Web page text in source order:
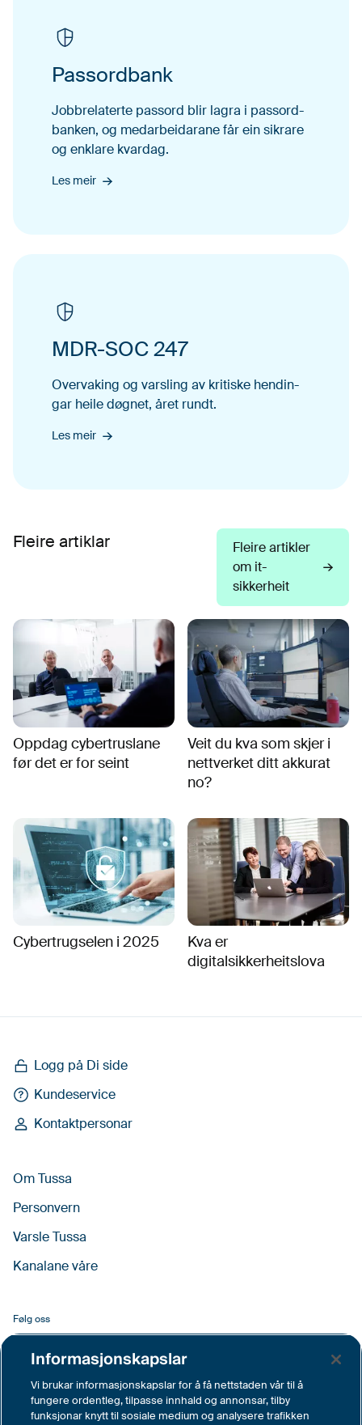
Passordbank
Job­bre­laterte pas­sord blir lagra i pas­sor­d­
banken, og medar­bei­darane får ein sikrare
og enklare kvardag.
Les meir
MDR-SOC 247
Over­vak­ing og varsling av kri­tiske hendin­
gar heile døgnet, året rundt.
Les meir
Fleire artiklar
Fleire artikler
om it-
sikkerheit
Oppdag cybertruslane
før det er for seint
Veit du kva som skjer i
nettverket ditt akkurat
no?
Cybertrugselen i 2025
Kva er
digitalsikkerheitslova
Logg på Di side
Kundeservice
Kontaktpersonar
Om Tussa
Personvern
Varsle Tussa
Kanalane våre
Følg oss
LinkedIn
YouTube
Informasjonskapslar
Vi brukar informasjonskapslar for å få nettstaden vår til å
fungere ordentleg, tilpasse innhald og annonsar, tilby
funksjonar knytt til sosiale medium og analysere trafikken